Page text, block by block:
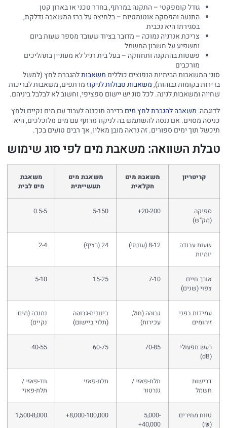
גודל קומפקטי – התקנה במרתף, בחדר טכני או בארון קטן
התנעה והפסקה אוטומטיות – בלחיצה על ברז המשאבה נדלקת,
בסגירתו היא נכבית
צריכת אנרגיה נמוכה – מדובר בציוד שעובד מספר שעות ביום
ומשפיע על חשבון החשמל
פשטות בהתקנה ותחזוקה – בעל בית רגיל לא מעוניין בתהליכים
מורכבים
סוגי המשאבות הביתיות הנפוצים כוללים משאבותלהגברת לחץ (למשל
בדירות בקומות גבוהות),משאבות טבולות לניקוזמרתפים, משאבות לבריכות
שחייה ומשאבות לגינה. לכל סוג יש יישום ספציפי, וחשוב לא לבלבל ביניהם.
לדוגמה: משאבה להגברת לחץ מיםבדירה תוכננה לעבוד עם מים נקיים ולחץ
כניסה מסוים. אם ננסה להשתמש בה לניקוז מרתף עם מים מלוכלכים, היא
תיכשל תוך ימים ספורים. זה נראה מובן מאליו, אך רבים טועים בכך.
טבלת השוואה: משאבת מים לפי סוג שימוש
קריטריון
משאבת מים
חקלאית
משאבת מים
תעשייתית
משאבת
מים לבית
ספיקה
(מק"ש)
20-200+
5-150
0.5-5
שעות עבודה
יומיות
8-12 (עונתי) 24 (רציף) 2-4
אורך חיים
צפוי (שנים)
7-10
15-25
5-10
עמידות בפני
זיהומים
גבוהה (חול,
עכירות)
בינונית-גבוהה
(תלוי ביישום)
נמוכה (מים
נקיים)
רעש תפעולי
(dB)
70-85
60-75
40-55
דרישות
חשמל
תלת-פאזי /
גנרטור
תלת-פאזי
חד-פאזי /
תלת-פאזי
טווח מחירים
(₪)
5,000-
40,000+
8,000-100,000+
1,500-8,000